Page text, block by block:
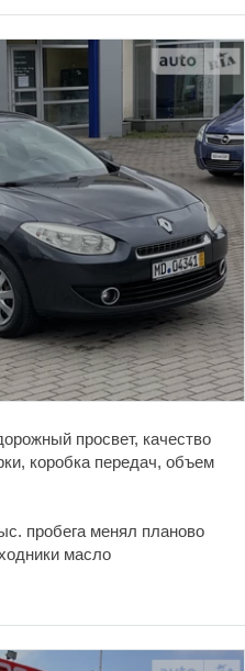
просвет, качество
коробка передач, объем
цена
пробега менял планово
масло
средняя скорость
90 км,ч - 5.4 л, /100